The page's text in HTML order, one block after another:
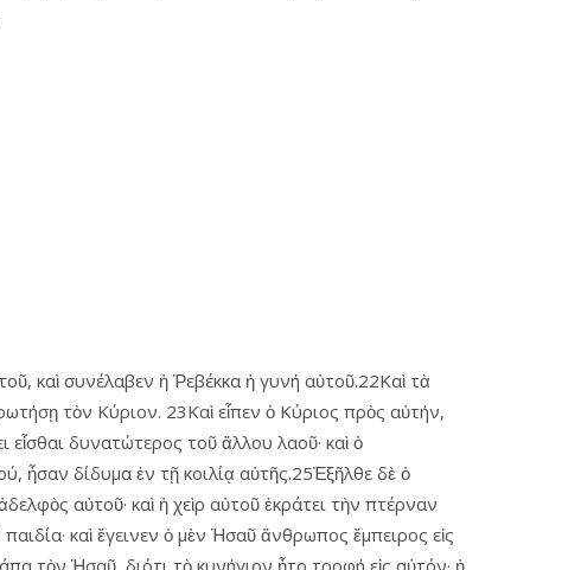
καὶ συνέλαβεν ἡ Ῥεβέκκα ἡ γυνή αὐτοῦ.22Καὶ τὰ
τὸν Κύριον. 23Καὶ εἶπεν ὁ Κύριος πρὸς αὐτήν,
εἶσθαι δυνατώτερος τοῦ ἄλλου λαοῦ· καὶ ὁ
ἦσαν δίδυμα ἐν τῇ κοιλίᾳ αὐτῆς.25Ἐξῆλθε δὲ ὁ
αὐτοῦ· καὶ ἡ χεὶρ αὐτοῦ ἐκράτει τὴν πτέρναν
καὶ ἔγεινεν ὁ μὲν Ἡσαῦ ἄνθρωπος ἔμπειρος εἰς
τὸν Ἡσαῦ, διότι τὸ κυνήγιον ἦτο τροφή εἰς αὐτόν· ἡ